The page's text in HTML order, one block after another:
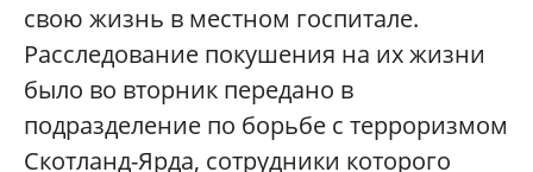
свою жизнь в местном госпитале.
Расследование покушения на их жизни
было во вторник передано в
подразделение по борьбе с терроризмом
Скотланд-Ярда, сотрудники которого